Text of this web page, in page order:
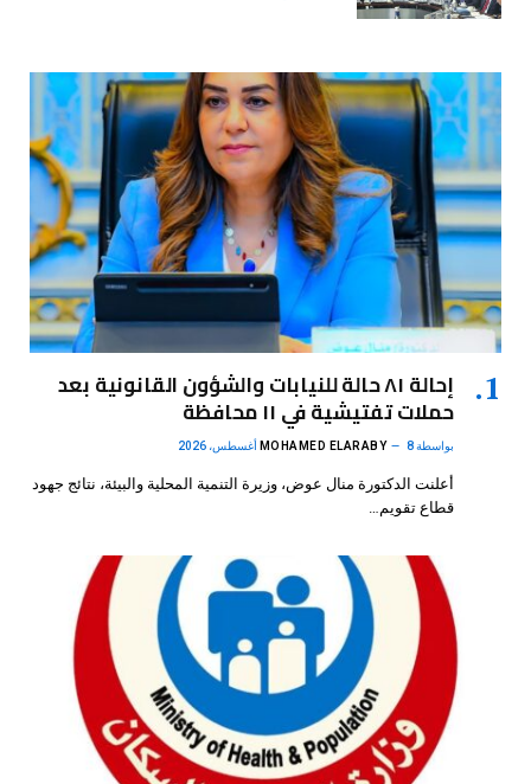
إحالة ٨١ حالة للنيابات والشؤون القانونية بعد
حملات تفتيشية في ١١ محافظة
بواسطة MOHAMED ELARABY 8 أغسطس، 2026
أعلنت الدكتورة منال عوض، وزيرة التنمية المحلية والبيئة، نتائج جهود
قطاع تقويم…